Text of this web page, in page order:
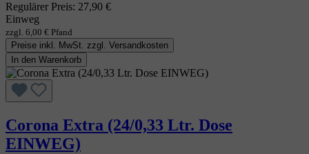
Regulärer Preis: 27,90 €
Einweg
zzgl. 6,00 € Pfand
Preise inkl. MwSt. zzgl. Versandkosten
In den Warenkorb
Corona Extra (24/0,33 Ltr. Dose
EINWEG)